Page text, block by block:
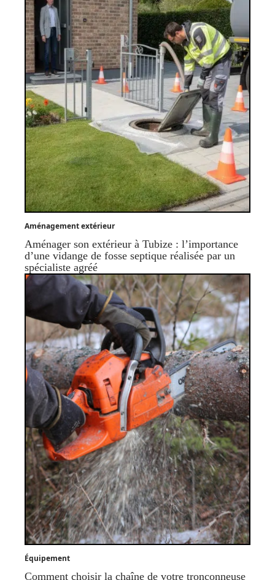
Aménagement extérieur
Aménager son extérieur à Tubize : l’importance
d’une vidange de fosse septique réalisée par un
spécialiste agréé
Équipement
Comment choisir la chaîne de votre tronçonneuse